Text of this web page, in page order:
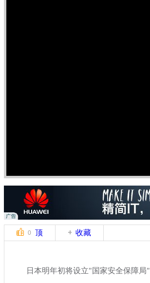
0 顶 收藏
日本明年初将设立"国家安全保障局"